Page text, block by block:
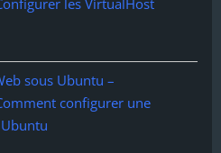
sous Ubuntu –
configurer une